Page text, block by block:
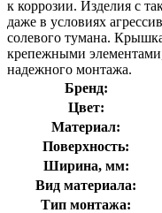
к коррозии. Изделия с
даже в условиях
солевого тумана.
крепежными
надежного монтажа.
Бренд:
Цвет:
Материал:
Поверхность:
Ширина, мм:
Вид материала:
Тип монтажа: